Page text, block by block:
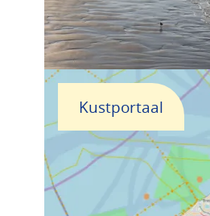
Kustportaal